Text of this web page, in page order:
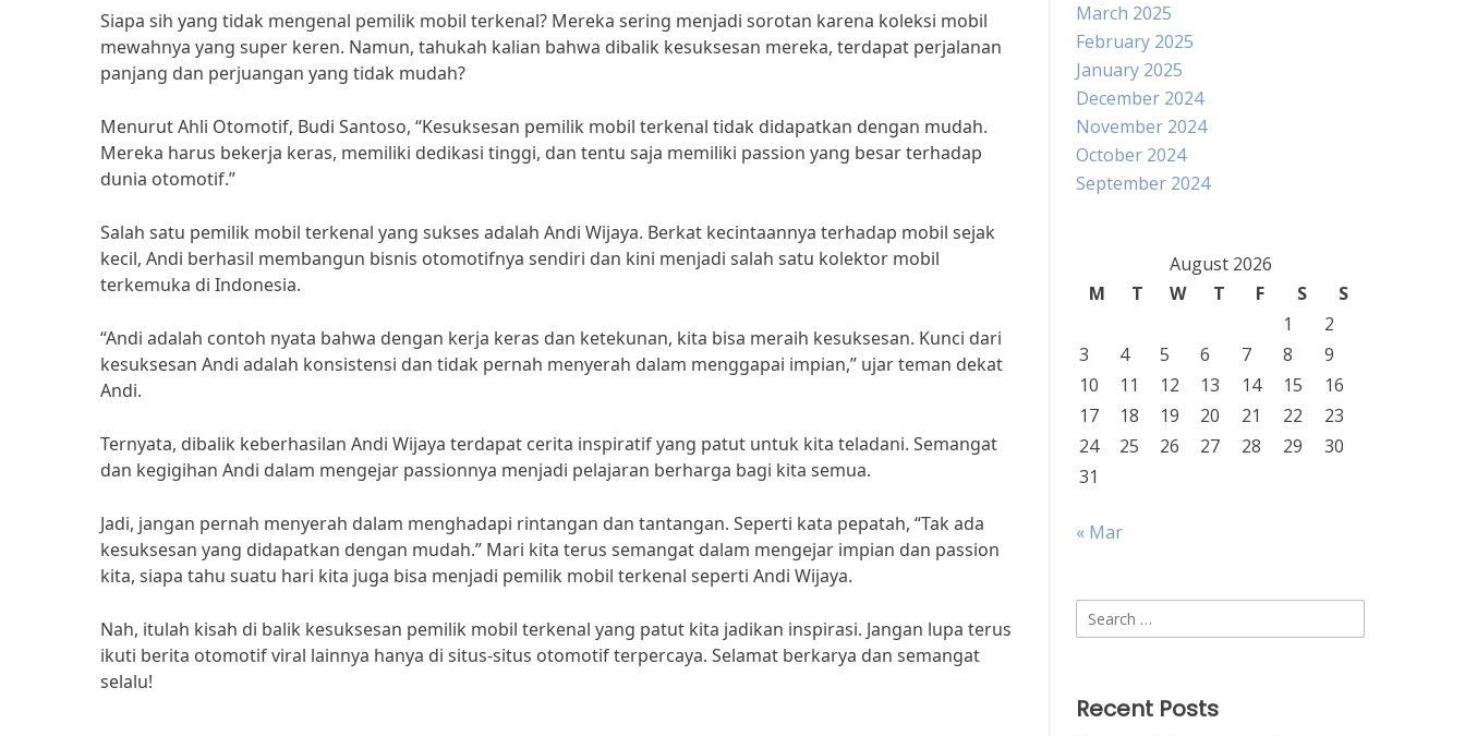
Siapa sih yang tidak mengenal pemilik mobil terkenal? Mereka sering menjadi sorotan karena koleksi mobil
mewahnya yang super keren. Namun, tahukah kalian bahwa dibalik kesuksesan mereka, terdapat perjalanan
panjang dan perjuangan yang tidak mudah?
Menurut Ahli Otomotif, Budi Santoso, “Kesuksesan pemilik mobil terkenal tidak didapatkan dengan mudah.
Mereka harus bekerja keras, memiliki dedikasi tinggi, dan tentu saja memiliki passion yang besar terhadap
dunia otomotif.”
Salah satu pemilik mobil terkenal yang sukses adalah Andi Wijaya. Berkat kecintaannya terhadap mobil sejak
kecil, Andi berhasil membangun bisnis otomotifnya sendiri dan kini menjadi salah satu kolektor mobil
terkemuka di Indonesia.
“Andi adalah contoh nyata bahwa dengan kerja keras dan ketekunan, kita bisa meraih kesuksesan. Kunci dari
kesuksesan Andi adalah konsistensi dan tidak pernah menyerah dalam menggapai impian,” ujar teman dekat
Andi.
Ternyata, dibalik keberhasilan Andi Wijaya terdapat cerita inspiratif yang patut untuk kita teladani. Semangat
dan kegigihan Andi dalam mengejar passionnya menjadi pelajaran berharga bagi kita semua.
Jadi, jangan pernah menyerah dalam menghadapi rintangan dan tantangan. Seperti kata pepatah, “Tak ada
kesuksesan yang didapatkan dengan mudah.” Mari kita terus semangat dalam mengejar impian dan passion
kita, siapa tahu suatu hari kita juga bisa menjadi pemilik mobil terkenal seperti Andi Wijaya.
Nah, itulah kisah di balik kesuksesan pemilik mobil terkenal yang patut kita jadikan inspirasi. Jangan lupa terus
ikuti berita otomotif viral lainnya hanya di situs-situs otomotif terpercaya. Selamat berkarya dan semangat
selalu!
March 2025
February 2025
January 2025
December 2024
November 2024
October 2024
September 2024
August 2026
M
T W T F S
S
1
2
3
4 5 6 7 8
9
10
11 12 13 14 15
16
17
18 19 20 21 22
23
24
25 26 27 28 29
30
31
« Mar
Search
for:
Recent Posts